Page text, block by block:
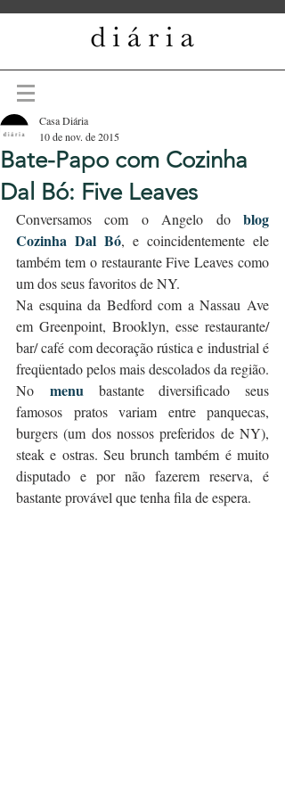
Bate-Papo com Cozinha
Dal Bó: Five Leaves
Casa Diária
10 de nov. de 2015
Conversamos com o Angelo do blog
Cozinha Dal Bó, e coincidentemente ele
também tem o restaurante Five Leaves como
um dos seus favoritos de NY.
Na esquina da Bedford com a Nassau Ave
em Greenpoint, Brooklyn, esse restaurante/
bar/ café com decoração rústica e industrial é
freqüentado pelos mais descolados da região.
No menu bastante diversificado seus
famosos pratos variam entre panquecas,
burgers (um dos nossos preferidos de NY),
steak e ostras. Seu brunch também é muito
disputado e por não fazerem reserva, é
bastante provável que tenha fila de espera.